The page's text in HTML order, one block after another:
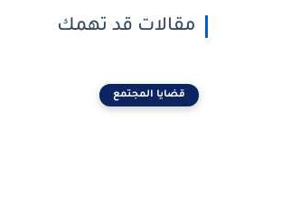
مقالات قد تهمك
قضايا المجتمع